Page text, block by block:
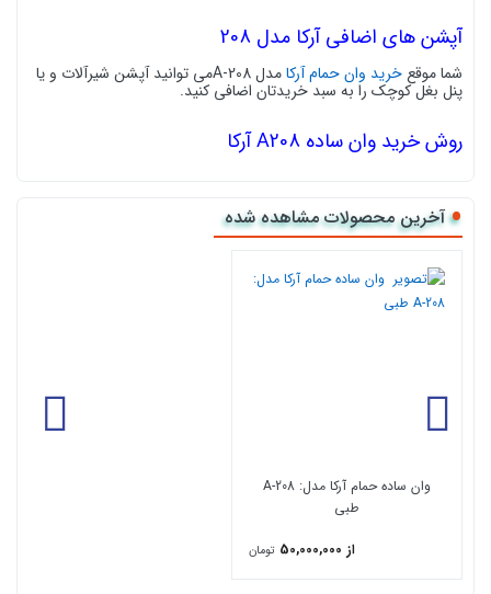
آپشن های اضافی آرکا مدل 208
شما موقعخرید وان حمام آرکا مدل A-208می توانید آپشن شیرآلات و یا
پنل بغل کوچک را به سبد خریدتان اضافی کنید.
روش خرید وان ساده A208 آرکا
اینترنتی کالا118
باشد به راحتی می توانید ثبت سفارش نمایید.
ابعاد : 150Cm ×100Cm
این مدلوان ساده حمام است در صورتی که بخواهید وان شما آپشن
های ماساژور و ... هم داشته باشد می توانید با کلیک بر روی لینک
آخرین محصولات مشاهده شده
وان ساده حمام آرکا مدل: A-208
طبی
از 50,000,000
تومان